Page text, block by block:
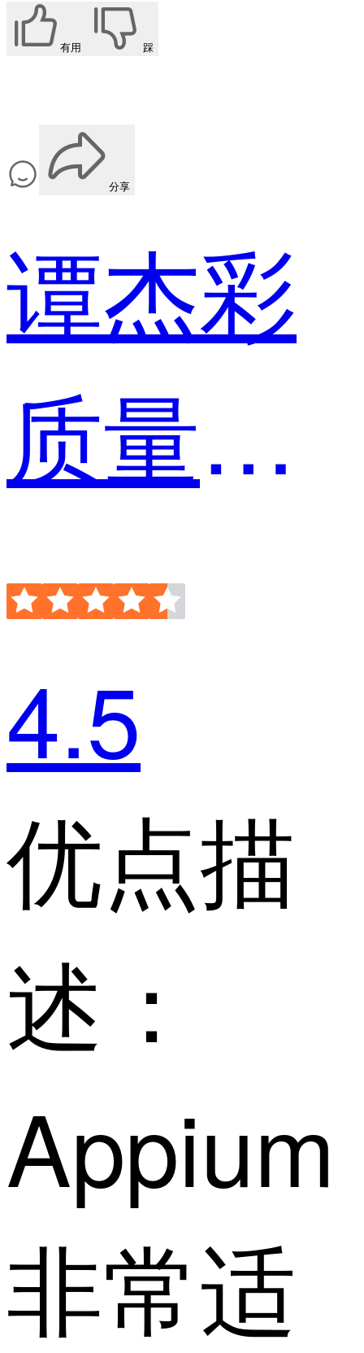
有用 踩
分享
谭杰彩
质量保证分析师
4.5
优点描
述：
Appium
非常适